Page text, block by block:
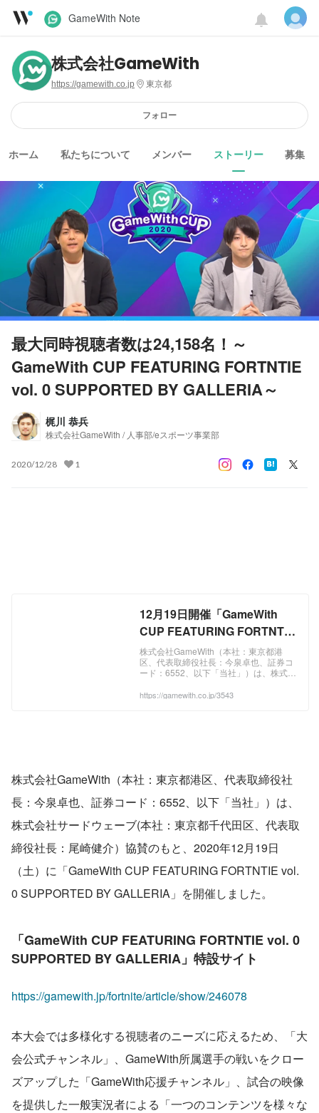
GameWith Note
株式会社GameWith
https://gamewith.co.jp 東京都
フォロー
ホーム 私たちについて メンバー ストーリー 募集
最大同時視聴者数は24,158名！～
GameWith CUP FEATURING FORTNTIE
vol. 0 SUPPORTED BY GALLERIA～
梶川 恭兵
株式会社GameWith / 人事部/eスポーツ事業部
2020/12/28 1
12月19日開催「GameWith
CUP FEATURING FORTNTIE
vol. 0 SUPPORTED BY
GALLERIA」大会結果のお知
らせ
株式会社GameWith（本社：東京都港
区、代表取締役社長：今泉卓也、証券コ
ード：6552、以下「当社」）は、株式会
区、代表取締役社長：尾崎健介）協賛の
https://gamewith.co.jp/3543
株式会社GameWith（本社：東京都港区、代表取締役社
長：今泉卓也、証券コード：6552、以下「当社」）は、
株式会社サードウェーブ(本社：東京都千代田区、代表取
締役社長：尾崎健介）協賛のもと、2020年12月19日
（土）に「GameWith CUP FEATURING FORTNTIE vol.
0 SUPPORTED BY GALLERIA」を開催しました。
「GameWith CUP FEATURING FORTNTIE vol. 0
SUPPORTED BY GALLERIA」特設サイト
https://gamewith.jp/fortnite/article/show/246078
本大会では多様化する視聴者のニーズに応えるため、「大
会公式チャンネル」、GameWith所属選手の戦いをクロー
ズアップした「GameWith応援チャンネル」、試合の映像
を提供した一般実況者による「一つのコンテンツを様々な